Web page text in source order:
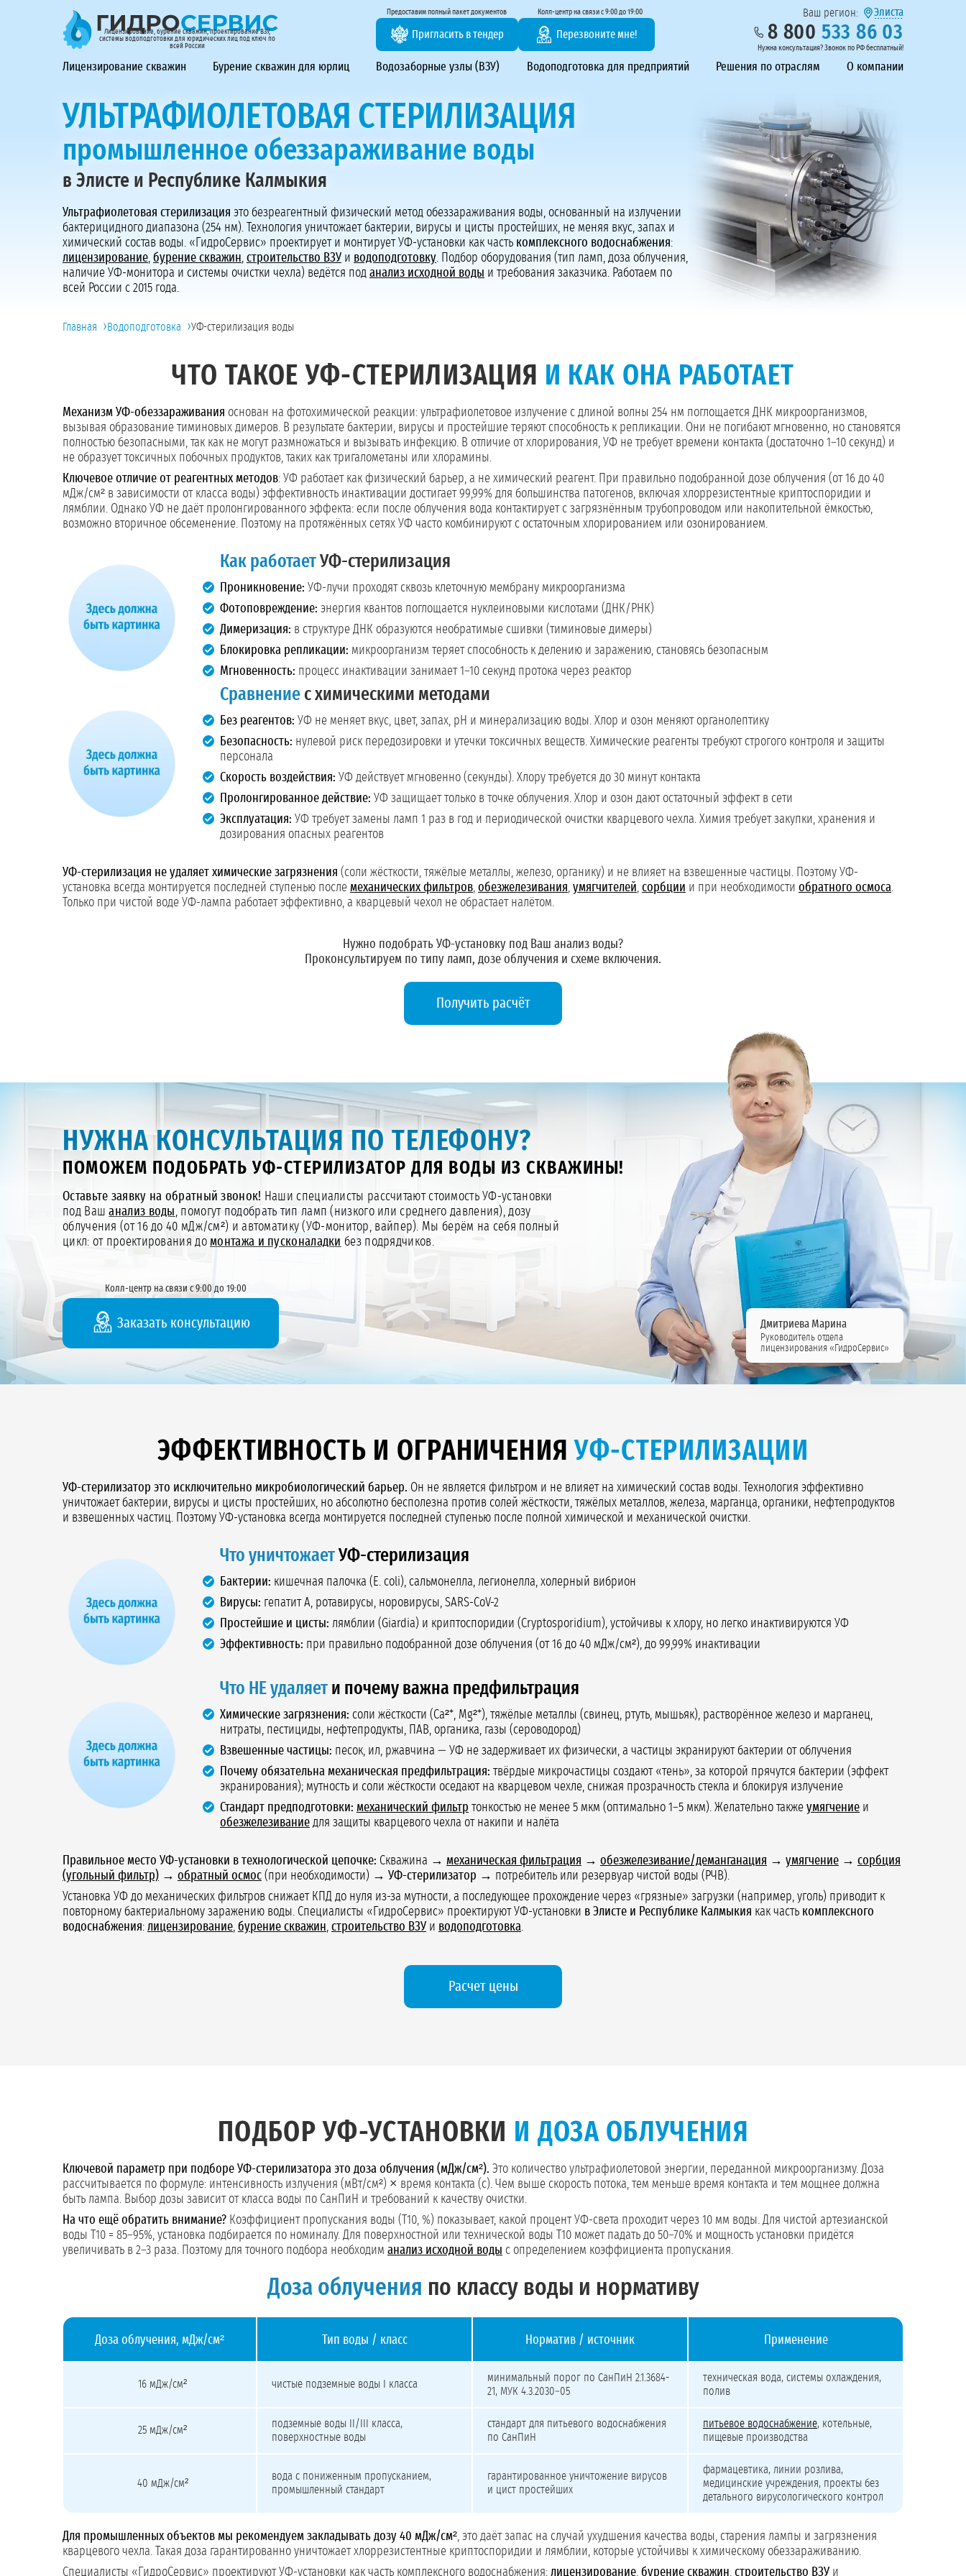
Лицензирование, бурение скважин, проектирование ВЗУ,
системы водоподготовки для юридических лиц под ключ по
всей России
Предоставим полный пакет документов
Пригласить в тендер
Колл-центр на связи с 9:00 до 19:00
Перезвоните мне!
Ваш регион: Элиста
8 800 533 86 03
Нужна консультация? Звонок по РФ бесплатный!
ГидроСервис - лицензирование, бурение скважин, проектирование ВЗУ, системы водоподготовки
Лицензирование скважин Бурение скважин для юрлиц Водозаборные узлы (ВЗУ) Водоподготовка для предприятий Решения по отраслям О компании
УЛЬТРАФИОЛЕТОВАЯ СТЕРИЛИЗАЦИЯ
промышленное обеззараживание воды
в Элисте и Республике Калмыкия
Ультрафиолетовая стерилизация это безреагентный физический метод обеззараживания воды, основанный на излучении
бактерицидного диапазона (254 нм). Технология уничтожает бактерии, вирусы и цисты простейших, не меняя вкус, запах и
химический состав воды. «ГидроСервис» проектирует и монтирует УФ-установки как часть комплексного водоснабжения:
лицензирование бурение скважин строительство ВЗУ и водоподготовку . Подбор оборудования (тип ламп, доза облучения,
наличие УФ-монитора и системы очистки чехла) ведётся под анализ исходной воды и требования заказчика. Работаем по
всей России с 2015 года.
Пригласить в тендер
Колл-центр на связи с 9:00 до 19:00
Перезвоните нам
Главная ›Водоподготовка ›УФ-стерилизация воды
ЧТО ТАКОЕ УФ-СТЕРИЛИЗАЦИЯ И КАК ОНА РАБОТАЕТ
Механизм УФ-обеззараживания основан на фотохимической реакции: ультрафиолетовое излучение с длиной волны 254 нм поглощается ДНК микроорганизмов,
вызывая образование тиминовых димеров. В результате бактерии, вирусы и простейшие теряют способность к репликации. Они не погибают мгновенно, но становятся
полностью безопасными, так как не могут размножаться и вызывать инфекцию. В отличие от хлорирования, УФ не требует времени контакта (достаточно 1–10 секунд) и
не образует токсичных побочных продуктов, таких как тригалометаны или хлорамины.
Ключевое отличие от реагентных методов: УФ работает как физический барьер, а не химический реагент. При правильно подобранной дозе облучения (от 16 до 40
мДж/см² в зависимости от класса воды) эффективность инактивации достигает 99,99% для большинства патогенов, включая хлоррезистентные криптоспоридии и
лямблии. Однако УФ не даёт пролонгированного эффекта: если после облучения вода контактирует с загрязнённым трубопроводом или накопительной ёмкостью,
возможно вторичное обсеменение. Поэтому на протяжённых сетях УФ часто комбинируют с остаточным хлорированием или озонированием.
Как работаетУФ-стерилизация
Проникновение: УФ-лучи проходят сквозь клеточную мембрану микроорганизма
Фотоповреждение: энергия квантов поглощается нуклеиновыми кислотами (ДНК/РНК)
Димеризация: в структуре ДНК образуются необратимые сшивки (тиминовые димеры)
Блокировка репликации: микроорганизм теряет способность к делению и заражению, становясь безопасным
Мгновенность: процесс инактивации занимает 1–10 секунд протока через реактор
Сравнение с химическими методами
Без реагентов: УФ не меняет вкус, цвет, запах, pH и минерализацию воды. Хлор и озон меняют органолептику
Безопасность: нулевой риск передозировки и утечки токсичных веществ. Химические реагенты требуют строгого контроля и защиты
персонала
Скорость воздействия: УФ действует мгновенно (секунды). Хлору требуется до 30 минут контакта
Пролонгированное действие: УФ защищает только в точке облучения. Хлор и озон дают остаточный эффект в сети
Эксплуатация: УФ требует замены ламп 1 раз в год и периодической очистки кварцевого чехла. Химия требует закупки, хранения и
дозирования опасных реагентов
УФ-стерилизация не удаляет химические загрязнения (соли жёсткости, тяжёлые металлы, железо, органику) и не влияет на взвешенные частицы. Поэтому УФ-
установка всегда монтируется последней ступенью после механических фильтров, обезжелезивания, умягчителей, сорбции и при необходимости обратного осмоса.
Только при чистой воде УФ-лампа работает эффективно, а кварцевый чехол не обрастает налётом.
Нужно подобрать УФ-установку под Ваш анализ воды?
Проконсультируем по типу ламп, дозе облучения и схеме включения.
Получить расчёт
НУЖНА КОНСУЛЬТАЦИЯ ПО ТЕЛЕФОНУ?
ПОМОЖЕМ ПОДОБРАТЬ УФ-СТЕРИЛИЗАТОР ДЛЯ ВОДЫ ИЗ СКВАЖИНЫ!
Оставьте заявку на обратный звонок! Наши специалисты рассчитают стоимость УФ-установки
под Вашанализ воды, помогут подобрать тип ламп (низкого или среднего давления), дозу
облучения (от 16 до 40 мДж/см²) и автоматику (УФ-монитор, вайпер). Мы берём на себя полный
цикл: от проектирования до монтажа и пусконаладки без подрядчиков.
Колл-центр на связи с 9:00 до 19:00
Заказать консультацию Дмитриева Марина
Руководитель отдела
лицензирования «ГидроСервис»
ЭФФЕКТИВНОСТЬ И ОГРАНИЧЕНИЯУФ-СТЕРИЛИЗАЦИИ
УФ-стерилизатор это исключительно микробиологический барьер. Он не является фильтром и не влияет на химический состав воды. Технология эффективно
уничтожает бактерии, вирусы и цисты простейших, но абсолютно бесполезна против солей жёсткости, тяжёлых металлов, железа, марганца, органики, нефтепродуктов
и взвешенных частиц. Поэтому УФ-установка всегда монтируется последней ступенью после полной химической и механической очистки.
Что уничтожаетУФ-стерилизация
Бактерии: кишечная палочка (E. coli), сальмонелла, легионелла, холерный вибрион
Вирусы: гепатит А, ротавирусы, норовирусы, SARS-CoV-2
Простейшие и цисты: лямблии (Giardia) и криптоспоридии (Cryptosporidium), устойчивы к хлору, но легко инактивируются УФ
Эффективность: при правильно подобранной дозе облучения (от 16 до 40 мДж/см²), до 99,99% инактивации
Что НЕ удаляет и почему важна предфильтрация
Химические загрязнения: соли жёсткости (Ca²⁺, Mg²⁺), тяжёлые металлы (свинец, ртуть, мышьяк), растворённое железо и марганец,
нитраты, пестициды, нефтепродукты, ПАВ, органика, газы (сероводород)
Взвешенные частицы: песок, ил, ржавчина — УФ не задерживает их физически, а частицы экранируют бактерии от облучения
Почему обязательна механическая предфильтрация: твёрдые микрочастицы создают «тень», за которой прячутся бактерии (эффект
экранирования); мутность и соли жёсткости оседают на кварцевом чехле, снижая прозрачность стекла и блокируя излучение
Стандарт предподготовки: механический фильтр тонкостью не менее 5 мкм (оптимально 1–5 мкм). Желательно также умягчение и
обезжелезивание для защиты кварцевого чехла от накипи и налёта
Правильное место УФ-установки в технологической цепочке: Скважина → механическая фильтрация → обезжелезивание/деманганация → умягчение → сорбция
(угольный фильтр) → обратный осмос (при необходимости) → УФ-стерилизатор → потребитель или резервуар чистой воды (РЧВ).
Установка УФ до механических фильтров снижает КПД до нуля из-за мутности, а последующее прохождение через «грязные» загрузки (например, уголь) приводит к
повторному бактериальному заражению воды. Специалисты «ГидроСервис» проектируют УФ-установки в Элисте и Республике Калмыкия как часть комплексного
водоснабжения: лицензирование, бурение скважин, строительство ВЗУ и водоподготовка.
Расчет цены
ПОДБОР УФ-УСТАНОВКИ И ДОЗА ОБЛУЧЕНИЯ
Ключевой параметр при подборе УФ-стерилизатора это доза облучения (мДж/см²). Это количество ультрафиолетовой энергии, переданной микроорганизму. Доза
рассчитывается по формуле: интенсивность излучения (мВт/см²) × время контакта (с). Чем выше скорость потока, тем меньше время контакта и тем мощнее должна
быть лампа. Выбор дозы зависит от класса воды по СанПиН и требований к качеству очистки.
На что ещё обратить внимание? Коэффициент пропускания воды (T10, %) показывает, какой процент УФ-света проходит через 10 мм воды. Для чистой артезианской
воды T10 = 85–95%, установка подбирается по номиналу. Для поверхностной или технической воды T10 может падать до 50–70% и мощность установки придётся
увеличивать в 2–3 раза. Поэтому для точного подбора необходим анализ исходной воды с определением коэффициента пропускания.
Доза облучения по классу воды и нормативу
Доза облучения, мДж/см² Тип воды / класс Норматив / источник Применение
16 мДж/см² чистые подземные воды I класса
минимальный порог по СанПиН 2.1.3684-
21, МУК 4.3.2030–05
техническая вода, системы охлаждения,
полив
25 мДж/см²
подземные воды II/III класса,
поверхностные воды
стандарт для питьевого водоснабжения
по СанПиН
питьевое водоснабжение, котельные,
пищевые производства
40 мДж/см²
вода с пониженным пропусканием,
промышленный стандарт
гарантированное уничтожение вирусов
и цист простейших
фармацевтика, линии розлива,
медицинские учреждения, проекты без
детального вирусологического контроля
Для промышленных объектов мы рекомендуем закладывать дозу 40 мДж/см², это даёт запас на случай ухудшения качества воды, старения лампы и загрязнения
кварцевого чехла. Такая доза гарантированно уничтожает хлоррезистентные криптоспоридии и лямблии, которые устойчивы к химическому обеззараживанию.
Специалисты «ГидроСервис» проектируют УФ-установки как часть комплексного водоснабжения: лицензирование, бурение скважин, строительство ВЗУ и